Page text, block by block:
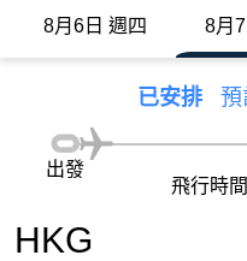
8月6日 週四 8月
已安排 預
HKG
出發
飛行時